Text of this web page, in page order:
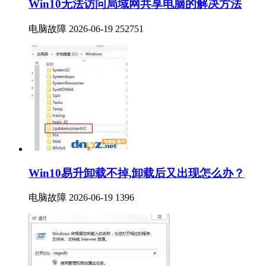
Win10无法访问局域网共享电脑的解决方法
电脑故障 2026-06-19 252751
Win10易升卸载不掉,卸载后又出现怎么办？
电脑故障 2026-06-19 1396